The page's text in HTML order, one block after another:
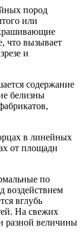
пород
или
что вызывает
и
содержание
белизны
в линейных
от площади
по
воздействием
вглубь
На свежих
разной величины